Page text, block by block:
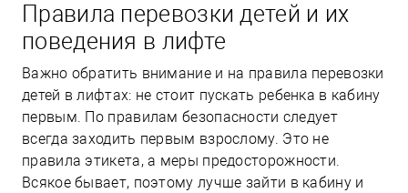
Правила перевозки детей и их
поведения в лифте
Важно обратить внимание и на правила перевозки
детей в лифтах: не стоит пускать ребенка в кабину
первым. По правилам безопасности следует
всегда заходить первым взрослому. Это не
правила этикета, а меры предосторожности.
Всякое бывает, поэтому лучше зайти в кабину и